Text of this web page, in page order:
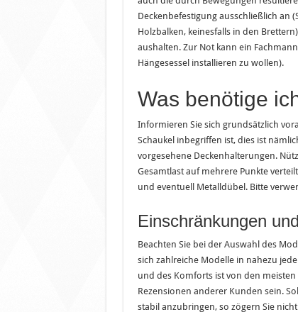
Deckenbefestigung ausschließlich an
Holzbalken, keinesfalls in den
aushalten. Zur Not kann ein
Hängesessel installieren zu wollen).
Was benötige
Informieren Sie sich grundsätzlich
Schaukel inbegriffen ist, dies ist
vorgesehene Deckenhalterungen.
Gesamtlast auf mehrere Punkte
und eventuell Metalldübel. Bitte
Einschränkungen
Beachten Sie bei der Auswahl des
sich zahlreiche Modelle in nahezu
und des Komforts ist von den
Rezensionen anderer Kunden sein.
stabil anzubringen, so zögern Sie